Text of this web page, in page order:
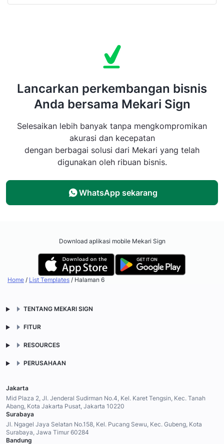
Lancarkan perkembangan bisnis
Anda bersama Mekari Sign
Selesaikan lebih banyak tanpa mengkompromikan
akurasi dan kecepatan
dengan berbagai solusi dari Mekari yang telah
digunakan oleh ribuan bisnis.
WhatsApp sekarang
Home / List Templates / Halaman 6
Download aplikasi mobile Mekari Sign
TENTANG MEKARI SIGN
FITUR
RESOURCES
PERUSAHAAN
Jakarta
Mid Plaza 2, Jl. Jenderal Sudirman No.4, Kel. Karet Tengsin, Kec. Tanah
Abang, Kota Jakarta Pusat, Jakarta 10220
Surabaya
Jl. Ngagel Jaya Selatan No.158, Kel. Pucang Sewu, Kec. Gubeng, Kota
Surabaya, Jawa Timur 60284
Bandung